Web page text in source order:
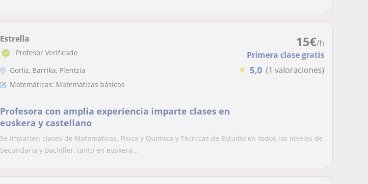
15€/h
Primera clase gratis
★ 5,0 (1 valoraciones)
Estrella
Profesor Verificado
Gorliz, Barrika, Plentzia
Matemáticas: Matemáticas básicas
Profesora con amplia experiencia imparte clases en
euskera y castellano
Se imparten clases de Matemáticas, Física y Química y Técnicas de Estudio en todos los niveles de
Secundaria y Bachiller, tanto en euskera...